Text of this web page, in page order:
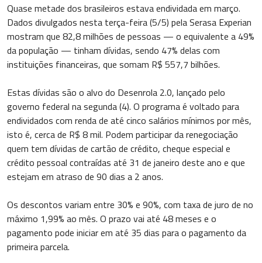
Quase metade dos brasileiros estava endividada em março.
Dados divulgados nesta terça-feira (5/5) pela Serasa Experian
mostram que 82,8 milhões de pessoas — o equivalente a 49%
da população — tinham dívidas, sendo 47% delas com
instituições financeiras, que somam R$ 557,7 bilhões.
Estas dívidas são o alvo do Desenrola 2.0, lançado pelo
governo federal na segunda (4). O programa é voltado para
endividados com renda de até cinco salários mínimos por mês,
isto é, cerca de R$ 8 mil. Podem participar da renegociação
quem tem dívidas de cartão de crédito, cheque especial e
crédito pessoal contraídas até 31 de janeiro deste ano e que
estejam em atraso de 90 dias a 2 anos.
Os descontos variam entre 30% e 90%, com taxa de juro de no
máximo 1,99% ao mês. O prazo vai até 48 meses e o
pagamento pode iniciar em até 35 dias para o pagamento da
primeira parcela.